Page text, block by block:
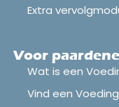
Extra
Voor
Wat is een
Vind een